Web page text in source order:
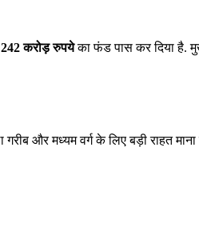
242 करोड़ रुपयेका फंड पास कर दिया है.
और मध्यम वर्ग के लिए बड़ी राहत